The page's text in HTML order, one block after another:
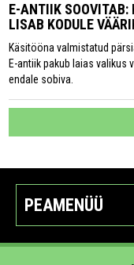
E-ANTIIK SOOVITAB:
LISAB KODULE
Käsitööna valmistatud
E-antiik pakub laias valikus
endale sobiva.
PEAMENÜÜ